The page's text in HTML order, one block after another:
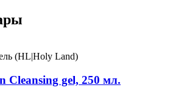
(HL|Holy Land)
Cleansing gel, 250 мл.